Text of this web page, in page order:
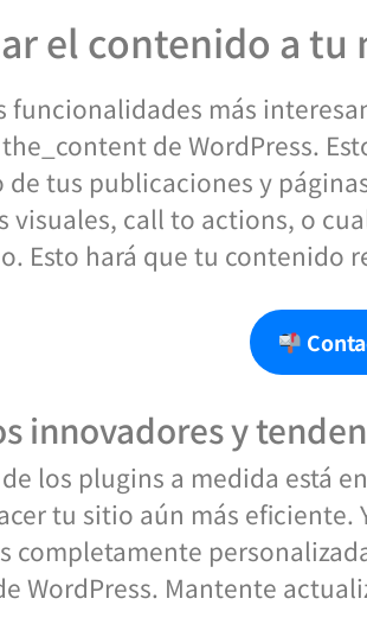
el contenido a
funcionalidades más
de WordPress.
tus publicaciones y
visuales, call to actions, o
Esto hará que tu contenido
innovadores y
los plugins a medida está
tu sitio aún más
completamente
WordPress. Mantente